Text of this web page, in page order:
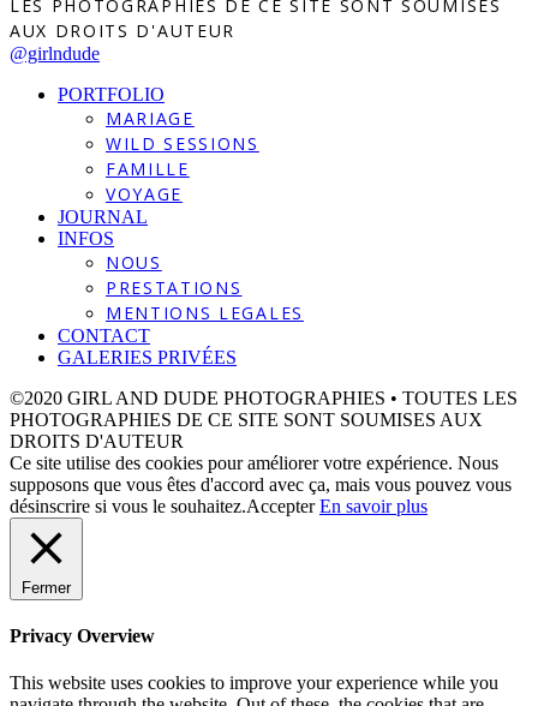
LES PHOTOGRAPHIES DE CE SITE SONT SOUMISES
AUX DROITS D'AUTEUR
@girlndude
PORTFOLIO
MARIAGE
WILD SESSIONS
FAMILLE
VOYAGE
JOURNAL
INFOS
NOUS
PRESTATIONS
MENTIONS LEGALES
CONTACT
GALERIES PRIVÉES
©2020 GIRL AND DUDE PHOTOGRAPHIES • TOUTES LES
PHOTOGRAPHIES DE CE SITE SONT SOUMISES AUX
DROITS D'AUTEUR
Ce site utilise des cookies pour améliorer votre expérience. Nous
supposons que vous êtes d'accord avec ça, mais vous pouvez vous
désinscrire si vous le souhaitez.Accepter En savoir plus
Fermer
Privacy Overview
This website uses cookies to improve your experience while you